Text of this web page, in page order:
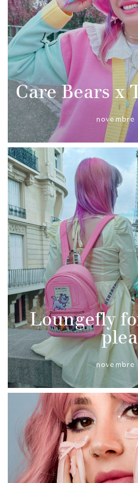
Care Bears x
novembre
Loungefly
novembre